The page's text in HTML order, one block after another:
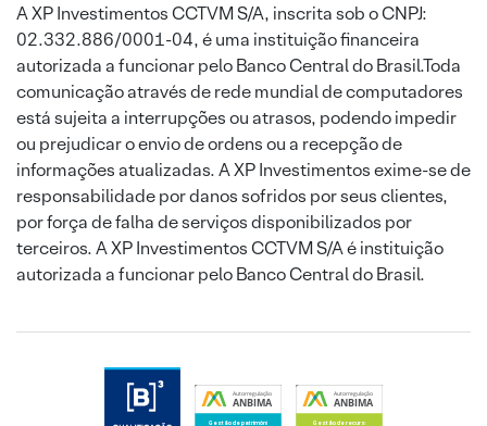
A XP Investimentos CCTVM S/A, inscrita sob o CNPJ:
02.332.886/0001-04, é uma instituição financeira
autorizada a funcionar pelo Banco Central do Brasil.Toda
comunicação através de rede mundial de computadores
está sujeita a interrupções ou atrasos, podendo impedir
ou prejudicar o envio de ordens ou a recepção de
informações atualizadas. A XP Investimentos exime-se de
responsabilidade por danos sofridos por seus clientes,
por força de falha de serviços disponibilizados por
terceiros. A XP Investimentos CCTVM S/A é instituição
autorizada a funcionar pelo Banco Central do Brasil.